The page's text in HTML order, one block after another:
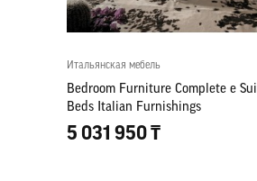
Итальянская мебель
Bedroom Furniture Complete e
Beds Italian Furnishings
5 031 950 ₸